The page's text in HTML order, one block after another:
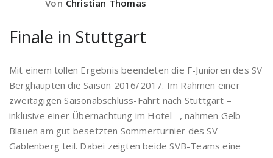
Von Christian Thomas
Finale in Stuttgart
Mit einem tollen Ergebnis beendeten die F-Junioren des SV
Berghaupten die Saison 2016/2017. Im Rahmen einer
zweitägigen Saisonabschluss-Fahrt nach Stuttgart –
inklusive einer Übernachtung im Hotel –, nahmen Gelb-
Blauen am gut besetzten Sommerturnier des SV
Gablenberg teil. Dabei zeigten beide SVB-Teams eine